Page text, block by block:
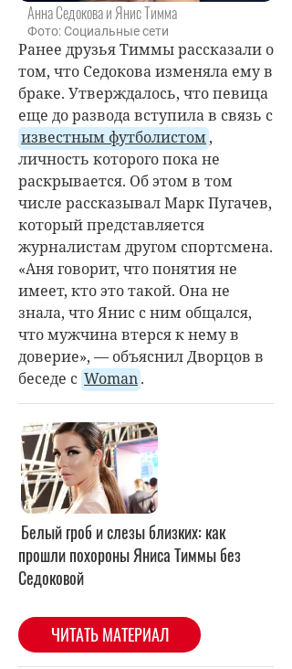
Анна Седокова и Янис Тимма
Фото: Социальные сети
Ранее друзья Тиммы рассказали о
том, что Седокова изменяла ему в
браке. Утверждалось, что певица
еще до развода вступила в связь с
известным футболистом,
личность которого пока не
раскрывается. Об этом в том
числе рассказывал Марк Пугачев,
который представляется
журналистам другом спортсмена.
«Аня говорит, что понятия не
имеет, кто это такой. Она не
знала, что Янис с ним общался,
что мужчина втерся к нему в
доверие», — объяснил Дворцов в
беседе с Woman.
Белый гроб и слезы близких: как
прошли похороны Яниса Тиммы без
Седоковой
ЧИТАТЬ МАТЕРИАЛ